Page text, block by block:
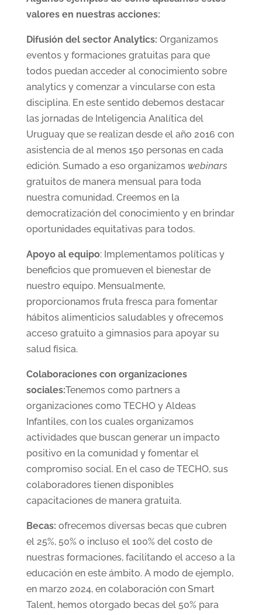
valores en nuestras acciones:
Difusión del sector Analytics: Organizamos
eventos y formaciones gratuitas para que
todos puedan acceder al conocimiento sobre
analytics y comenzar a vincularse con esta
disciplina. En este sentido debemos destacar
las jornadas de Inteligencia Analítica del
Uruguay que se realizan desde el año 2016 con
asistencia de al menos 150 personas en cada
edición. Sumado a eso organizamos webinars
gratuitos de manera mensual para toda
nuestra comunidad. Creemos en la
democratización del conocimiento y en brindar
oportunidades equitativas para todos.
Apoyo al equipo: Implementamos políticas y
beneficios que promueven el bienestar de
nuestro equipo. Mensualmente,
proporcionamos fruta fresca para fomentar
hábitos alimenticios saludables y ofrecemos
acceso gratuito a gimnasios para apoyar su
salud física.
Colaboraciones con organizaciones
sociales:Tenemos como partners a
organizaciones como TECHO y Aldeas
Infantiles, con los cuales organizamos
actividades que buscan generar un impacto
positivo en la comunidad y fomentar el
compromiso social. En el caso de TECHO, sus
colaboradores tienen disponibles
capacitaciones de manera gratuita.
Becas: ofrecemos diversas becas que cubren
el 25%, 50% o incluso el 100% del costo de
nuestras formaciones, facilitando el acceso a la
educación en este ámbito. A modo de ejemplo,
en marzo 2024, en colaboración con Smart
Talent, hemos otorgado becas del 50% para